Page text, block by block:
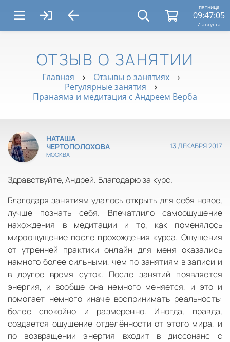
пятница
09:47:05
7 августа
ОТЗЫВ О ЗАНЯТИИ
Главная
Отзывы о занятиях
Регулярные занятия
Пранаяма и медитация с Андреем Верба
НАТАША
ЧЕРТОПОЛОХОВА
МОСКВА
13 ДЕКАБРЯ 2017
Здравствуйте, Андрей. Благодарю за курс.
Благодаря занятиям удалось открыть для себя новое,
лучше познать себя. Впечатлило самоощущение
нахождения в медитации и то, как поменялось
мироощущение после прохождения курса. Ощущения
от утренней практики онлайн для меня оказались
намного более сильными, чем по занятиям в записи и
в другое время суток. После занятий появляется
энергия, и вообще она немного меняется, и это и
помогает немного иначе воспринимать реальность:
более спокойно и размеренно. Иногда, правда,
создается ощущение отделённости от этого мира, и
по возвращении энергия входит в диссонанс с